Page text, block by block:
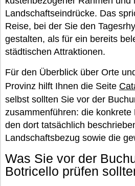
Landschaftseindrücke. Das
Reise, bei der Sie den
gestalten, als für ein bereits
städtischen Attraktionen.
Für den Überblick über Orte
Provinz hilft Ihnen die Seite
selbst sollten Sie vor der
zusammenführen: die konkrete
den dort tatsächlich
Landschaftsbezug sowie die
Was Sie vor der
Botricello prüfen